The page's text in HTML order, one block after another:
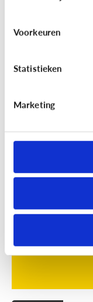
Voorkeuren
Statistieken
Marketing
[Online